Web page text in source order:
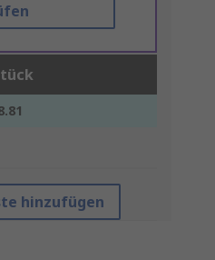
hinzufügen